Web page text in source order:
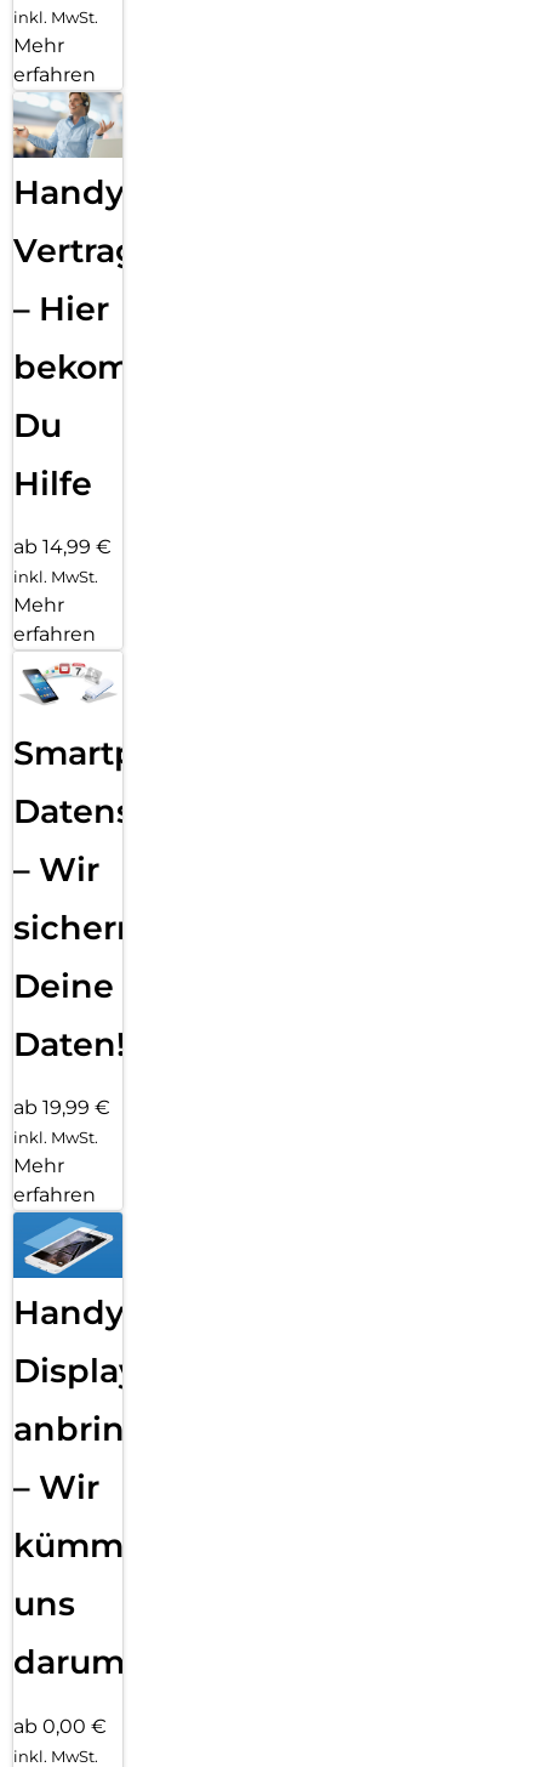
inkl. MwSt.
Mehr
erfahren
Handy
Vertragsabwicklung
– Hier
bekommst
Du
Hilfe
ab 14,99 €
inkl. MwSt.
Mehr
erfahren
Smartphone
Datensicherung
– Wir
sichern
Deine
Daten!
ab 19,99 €
inkl. MwSt.
Mehr
erfahren
Handy
Displayfolie
anbringen
– Wir
kümmern
uns
darum!
ab 0,00 €
inkl. MwSt.